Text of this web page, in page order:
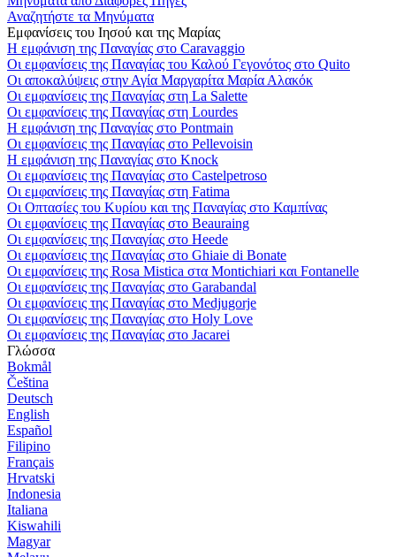
Αναζητήστε τα Μηνύματα
Εμφανίσεις του Ιησού και της Μαρίας
Η εμφάνιση της Παναγίας στο Caravaggio
Οι εμφανίσεις της Παναγίας του Καλού Γεγονότος στο Quito
Οι αποκαλύψεις στην Αγία Μαργαρίτα Μαρία Αλακόκ
Οι εμφανίσεις της Παναγίας στη La Salette
Οι εμφανίσεις της Παναγίας στη Lourdes
Η εμφάνιση της Παναγίας στο Pontmain
Οι εμφανίσεις της Παναγίας στο Pellevoisin
Η εμφάνιση της Παναγίας στο Knock
Οι εμφανίσεις της Παναγίας στο Castelpetroso
Οι εμφανίσεις της Παναγίας στη Fatima
Οι Οπτασίες του Κυρίου και της Παναγίας στο Καμπίνας
Οι εμφανίσεις της Παναγίας στο Beauraing
Οι εμφανίσεις της Παναγίας στο Heede
Οι εμφανίσεις της Παναγίας στο Ghiaie di Bonate
Οι εμφανίσεις της Rosa Mistica στα Montichiari και Fontanelle
Οι εμφανίσεις της Παναγίας στο Garabandal
Οι εμφανίσεις της Παναγίας στο Medjugorje
Οι εμφανίσεις της Παναγίας στο Holy Love
Οι εμφανίσεις της Παναγίας στο Jacarei
Γλώσσα
Bokmål
Čeština
Deutsch
English
Español
Filipino
Français
Hrvatski
Indonesia
Italiana
Kiswahili
Magyar